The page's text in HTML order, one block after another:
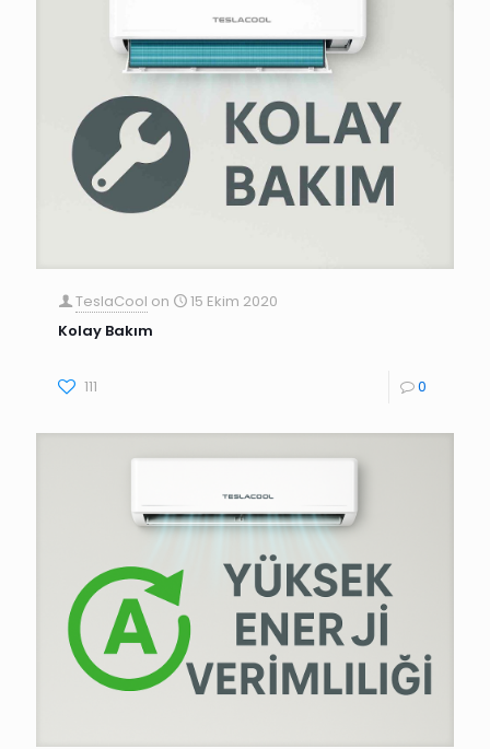
TeslaCool on
15 Ekim 2020
Kolay Bakım
111 0